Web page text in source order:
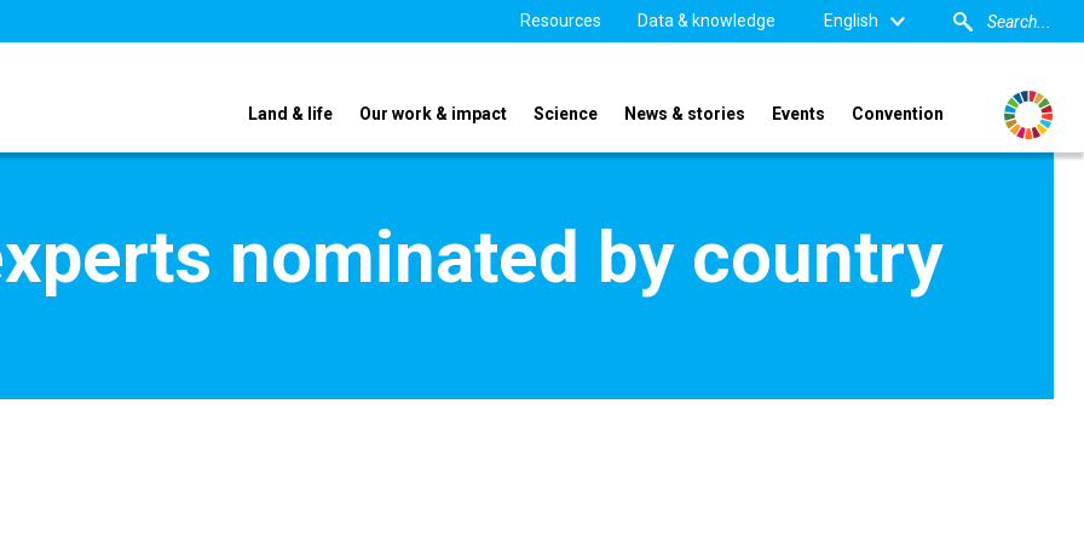
Resources Data & knowledge English
Land & life Our work & impact Science News & stories Events Convention
nominated by country